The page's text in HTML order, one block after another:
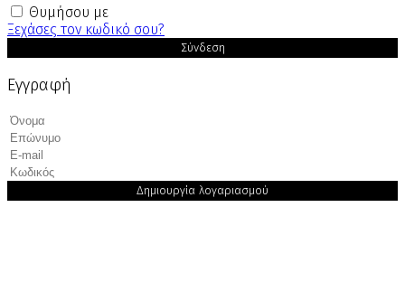
Θυμήσου με
Ξεχάσες τον κωδικό σου?
Σύνδεση
Εγγραφή
Δημιουργία λογαριασμού